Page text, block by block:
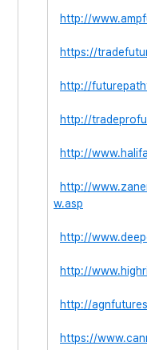
http://
https://
http://
http://
http://
http://
w.asp
http://
http://
http://
https://